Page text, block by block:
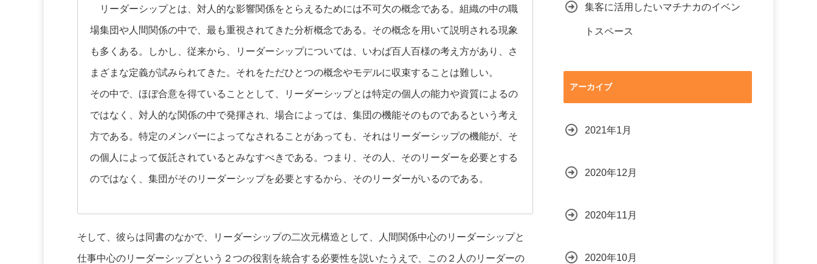
リーダーシップとは、対人的な影響関係をとらえるためには不可欠の概念である。組織の中の職
場集団や人間関係の中で、最も重視されてきた分析概念である。その概念を用いて説明される現象
も多くある。しかし、従来から、リーダーシップについては、いわば百人百様の考え方があり、さ
まざまな定義が試みられてきた。それをただひとつの概念やモデルに収束することは難しい。
その中で、ほぼ合意を得ていることとして、リーダーシップとは特定の個人の能力や資質によるの
ではなく、対人的な関係の中で発揮され、場合によっては、集団の機能そのものであるという考え
方である。特定のメンバーによってなされることがあっても、それはリーダーシップの機能が、そ
の個人によって仮託されているとみなすべきである。つまり、その人、そのリーダーを必要とする
のではなく、集団がそのリーダーシップを必要とするから、そのリーダーがいるのである。
そして、彼らは同書のなかで、リーダーシップの二次元構造として、人間関係中心のリーダーシップと
仕事中心のリーダーシップという２つの役割を統合する必要性を説いたうえで、この２人のリーダーの
集客に活用したいマチナカのイベン
トスペース
アーカイブ
2021年1月
2020年12月
2020年11月
2020年10月